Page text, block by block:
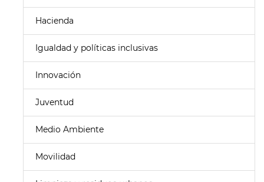
Hacienda
Igualdad y políticas inclusivas
Innovación
Juventud
Medio Ambiente
Movilidad